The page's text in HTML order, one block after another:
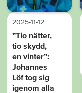
2025-11-12
”Tio nätter,
tio skydd,
en vinter”:
Johannes
Löf tog sig
igenom alla